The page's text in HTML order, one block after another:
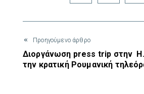
Προηγούμενο άρθρο
Διοργάνωση press trip στην
την κρατική Ρουμανική